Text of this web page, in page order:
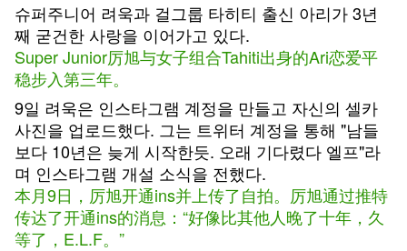
슈퍼주니어 려욱과 걸그룹 타히티 출신 아리가 3년
째 굳건한 사랑을 이어가고 있다.
Super Junior厉旭与女子组合Tahiti出身的Ari恋爱平
稳步入第三年。
9일 려욱은 인스타그램 계정을 만들고 자신의 셀카
사진을 업로드했다. 그는 트위터 계정을 통해 "남들
보다 10년은 늦게 시작한듯. 오래 기다렸다 엘프"라
며 인스타그램 개설 소식을 전했다.
本月9日，厉旭开通ins并上传了自拍。厉旭通过推特
传达了开通ins的消息：“好像比其他人晚了十年，久
等了，E.L.F。”